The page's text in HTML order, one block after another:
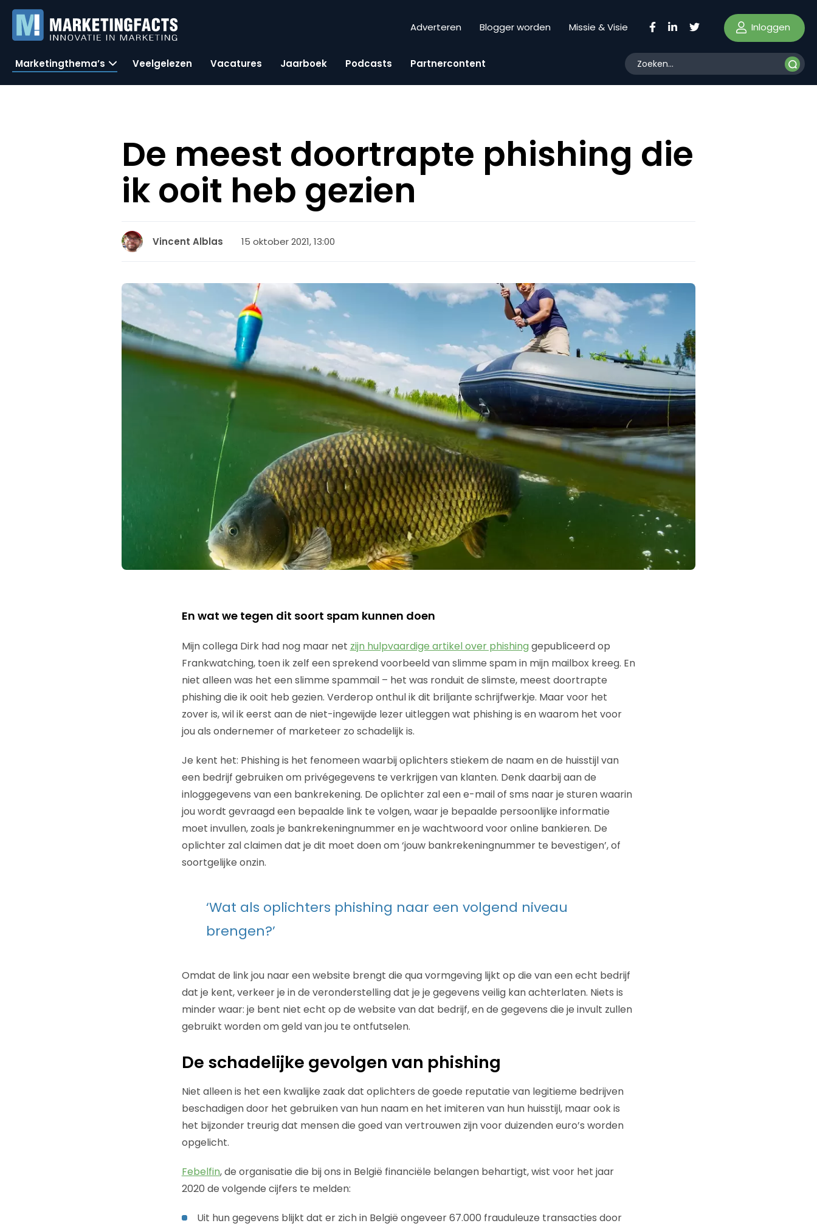
Adverteren Blogger worden Missie & Visie Inloggen
Marketingthema’s Veelgelezen Vacatures Jaarboek Podcasts Partnercontent
De meest doortrapte phishing die
ik ooit heb gezien
Vincent Alblas 15 oktober 2021, 13:00
En wat we tegen dit soort spam kunnen doen
Mijn collega Dirk had nog maar net zijn hulpvaardige artikel over phishing gepubliceerd op
Frankwatching, toen ik zelf een sprekend voorbeeld van slimme spam in mijn mailbox kreeg. En
niet alleen was het een slimme spammail – het was ronduit de slimste, meest doortrapte
phishing die ik ooit heb gezien. Verderop onthul ik dit briljante schrijfwerkje. Maar voor het
zover is, wil ik eerst aan de niet-ingewijde lezer uitleggen wat phishing is en waarom het voor
jou als ondernemer of marketeer zo schadelijk is.
Je kent het: Phishing is het fenomeen waarbij oplichters stiekem de naam en de huisstijl van
een bedrijf gebruiken om privégegevens te verkrijgen van klanten. Denk daarbij aan de
inloggegevens van een bankrekening. De oplichter zal een e-mail of sms naar je sturen waarin
jou wordt gevraagd een bepaalde link te volgen, waar je bepaalde persoonlijke informatie
moet invullen, zoals je bankrekeningnummer en je wachtwoord voor online bankieren. De
oplichter zal claimen dat je dit moet doen om ‘jouw bankrekeningnummer te bevestigen’, of
soortgelijke onzin.
‘Wat als oplichters phishing naar een volgend niveau
brengen?’
Omdat de link jou naar een website brengt die qua vormgeving lijkt op die van een echt bedrijf
dat je kent, verkeer je in de veronderstelling dat je je gegevens veilig kan achterlaten. Niets is
minder waar: je bent niet echt op de website van dat bedrijf, en de gegevens die je invult zullen
gebruikt worden om geld van jou te ontfutselen.
De schadelijke gevolgen van phishing
Niet alleen is het een kwalijke zaak dat oplichters de goede reputatie van legitieme bedrijven
beschadigen door het gebruiken van hun naam en het imiteren van hun huisstijl, maar ook is
het bijzonder treurig dat mensen die goed van vertrouwen zijn voor duizenden euro’s worden
opgelicht.
Febelfin, de organisatie die bij ons in België financiële belangen behartigt, wist voor het jaar
2020 de volgende cijfers te melden:
Uit hun gegevens blijkt dat er zich in België ongeveer 67.000 frauduleuze transacties door